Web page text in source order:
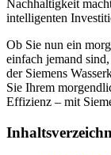
Nachhaltigkeit
intelligenten
Ob Sie nun ein
einfach jemand
der Siemens
Sie Ihrem
Effizienz – mit